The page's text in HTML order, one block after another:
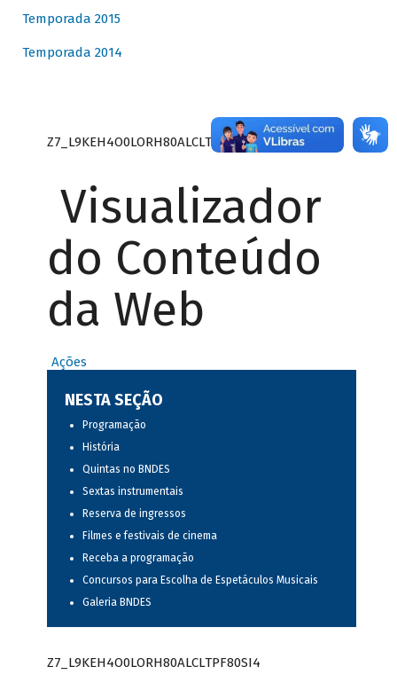
Temporada 2015
Temporada 2014
Z7_L9KEH4O0LORH80ALCLTPF80S27
Visualizador
do Conteúdo
da Web
Ações
NESTA SEÇÃO
Programação
História
Quintas no BNDES
Sextas instrumentais
Reserva de ingressos
Filmes e festivais de cinema
Receba a programação
Concursos para Escolha de Espetáculos Musicais
Galeria BNDES
Z7_L9KEH4O0LORH80ALCLTPF80SI4